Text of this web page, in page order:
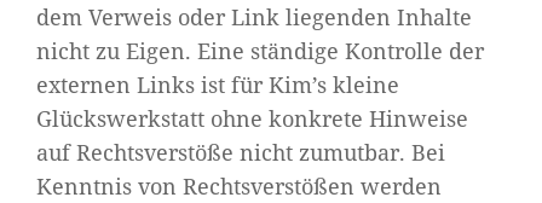
dem Verweis oder Link liegenden Inhalte
nicht zu Eigen. Eine ständige Kontrolle der
externen Links ist für Kim’s kleine
Glückswerkstatt ohne konkrete Hinweise
auf Rechtsverstöße nicht zumutbar. Bei
Kenntnis von Rechtsverstößen werden